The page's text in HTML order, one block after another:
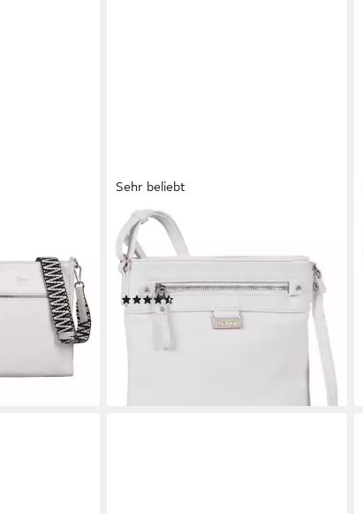
und
bei dir
Sehr beliebt
GABOR
Umhängetasche Ina, aus griffigem
Lederimitat, handlich und superleicht
für den Alltag
41,05 € UVP49,99 €